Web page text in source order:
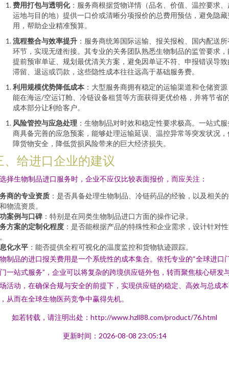
费用打包与透明化：服务商根据货物详情（品名、价值、温控要求、
运地与目的地）提供一口价或清晰分项报价的总费用预估，避免隐藏
用，帮助企业精准预算。
流程整合与效率提升 ：服务商统筹国际运输、报关报检、国内配送
环节，实现无缝衔接。其专业的关务团队熟悉生物制品的监管要求，
提前预审单证、规划最优清关方案，避免因单证不符、申报错误导致
滞留、退运或罚款，这些隐性成本往往远高于基础服务费。
利用规模优势降低成本 ：大型服务商拥有稳定的运输渠道和仓储资
能在海运/空运订舱、冷链设备租赁等方面获得更优价格，并将节省
成本部分让利给客户。
风险管控与应急处理 ：生物制品对时效和稳定性要求极高。一站式
商具备完善的应急预案，能够处理运输延误、温控异常等突发状况，
障货物安全，降低货损风险带来的巨大经济损失。
、给进口企业的建议
择生物制品进口服务时，企业不应仅比较表面报价，而应关注：
商的专业资质 ：是否具备处理生物制品、冷链药品的经验，以及相关
物流资质。
案例与口碑 ：特别是在同类生物制品进口方面的操作记录。
方案的定制化程度 ：是否能根据产品的特殊性和企业需求，设计针对
化水平 ：能否提供全程可视化的温度监控和货物轨迹跟踪。
制品的进口报关费用是一个系统性的成本集合。依托专业的“全球进口
一站式服务”，企业可以将复杂的跨境供应链外包，转而聚焦核心研发
活动，在确保合规与安全的前提下，实现供应链的稳定、高效与总成
从而在全球生物医药竞争中赢得先机。
如若转载，请注明出处：http://www.hzll88.com/product/76.html
更新时间：2026-08-08 23:05:14